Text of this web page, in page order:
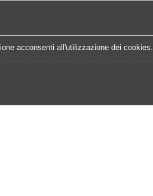
acconsenti all'utilizzazione dei cookies.